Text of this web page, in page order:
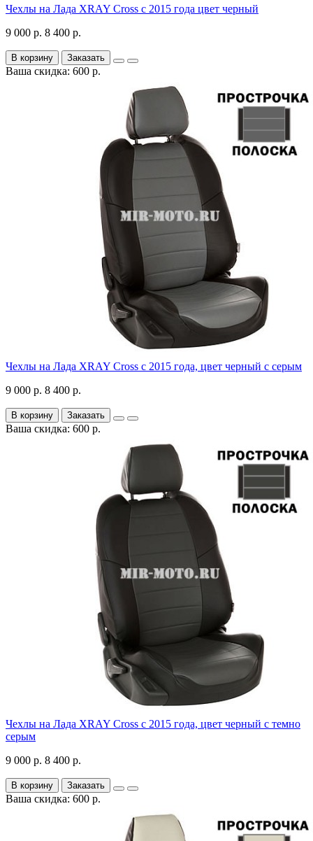
Чехлы на Лада XRAY Cross с 2015 года цвет черный
9 000 р. 8 400 р.
В корзину Заказать
Ваша скидка: 600 р.
Чехлы на Лада XRAY Cross с 2015 года, цвет черный с серым
9 000 р. 8 400 р.
В корзину Заказать
Ваша скидка: 600 р.
Чехлы на Лада XRAY Cross с 2015 года, цвет черный с темно
серым
9 000 р. 8 400 р.
В корзину Заказать
Ваша скидка: 600 р.